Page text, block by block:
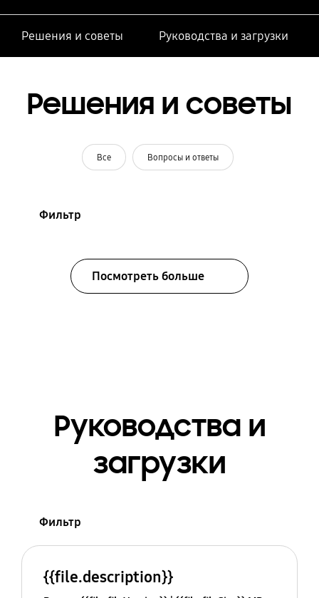
Решения и советы Руководства и загрузки
Решения и советы
Все Вопросы и ответы
Фильтр
Посмотреть больше
Руководства и
загрузки
Фильтр
{{file.description}}